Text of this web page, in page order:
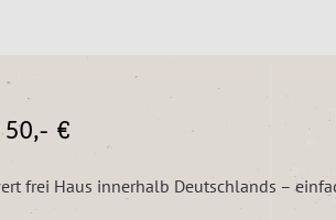
€
frei Haus innerhalb Deutschlands –